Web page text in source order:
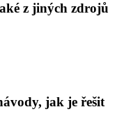
z jiných zdrojů
jak je řešit